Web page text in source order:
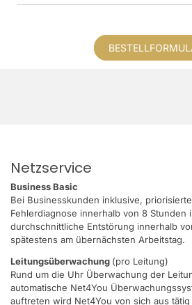
Netzservice
Business Basic
Bei Businesskunden inklusive,
Fehlerdiagnose innerhalb von 8 Stunden
durchschnittliche Entstörung innerhalb
spätestens am übernächsten Arbeitstag.
Leitungsüberwachung (pro Leitung)
Rund um die Uhr Überwachung der
automatische Net4You
auftreten wird Net4You von sich aus